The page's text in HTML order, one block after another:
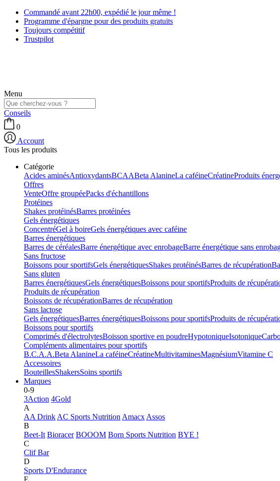
Commandé avant 22h00, expédié le jour même !
Programme d'épargne pour des produits gratuits
Toujours compétitif
Trustpilot
Menu
Conseils
0
Account
Tous les produits
Catégorie
Acides aminésAntioxydantsBCAABeta AlanineLa caféineCréatineProduits
Offres
VenteOffre groupéePacks d'échantillons
Protéines
Shakes protéinésBarres protéinées
Gels énergétiques
ConcentréGel à boireGels énergétiques avec caféine
Barres énergétiques
Barres de céréalesBarre énergétique avec enrobageBarre énergétique sans
Sans fructose
Boissons pour sportifsGels énergétiquesShakes protéinésBarres de récupération
Sans gluten
Barres énergétiquesGels énergétiquesBoissons pour sportifsProduits de
Produits de récupération
Boissons de récupérationBarres de récupération
Sans lactose
Gels énergétiquesBarres énergétiquesBoissons pour sportifsProduits de
Boissons pour sportifs
Comprimés d'électrolytesBoisson sportive en poudreHypotoniqueIsotonique
Compléments alimentaires pour sportifs
B.C.A.A.Beta AlanineLa caféineCréatineMultivitaminesMagnésiumVitamine C
Accessoires
BouteillesShakersSoins sportifs
Marques
0-9
3Action 4Gold
A
AA Drink AC Sports Nutrition Amacx Assos
B
Beet-It Bioracer BOOOM Born Sports Nutrition BYE !
C
Clif Bar
D
Sports D'Endurance
E